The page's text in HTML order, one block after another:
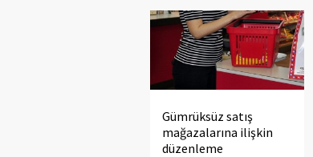
Gümrüksüz satış
mağazalarına ilişkin
düzenleme